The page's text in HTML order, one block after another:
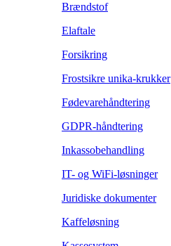
Brændstof
Elaftale
Forsikring
Frostsikre unika-krukker
Fødevarehåndtering
GDPR-håndtering
Inkassobehandling
IT- og WiFi-løsninger
Juridiske dokumenter
Kaffeløsning